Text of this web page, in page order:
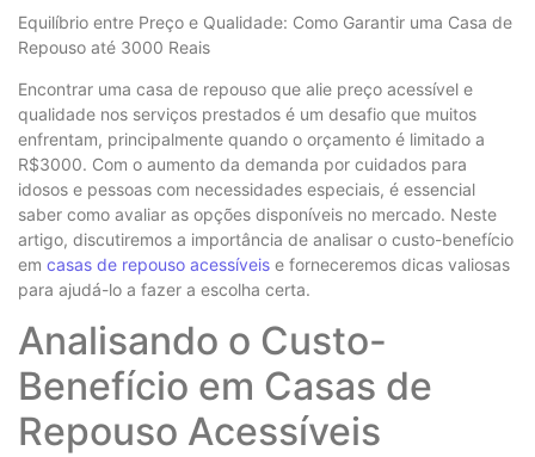
Equilíbrio entre Preço e Qualidade: Como Garantir uma Casa de
Repouso até 3000 Reais
Encontrar uma casa de repouso que alie preço acessível e
qualidade nos serviços prestados é um desafio que muitos
enfrentam, principalmente quando o orçamento é limitado a
R$3000. Com o aumento da demanda por cuidados para
idosos e pessoas com necessidades especiais, é essencial
saber como avaliar as opções disponíveis no mercado. Neste
artigo, discutiremos a importância de analisar o custo-benefício
em casas de repouso acessíveis e forneceremos dicas valiosas
para ajudá-lo a fazer a escolha certa.
Analisando o Custo-
Benefício em Casas de
Repouso Acessíveis